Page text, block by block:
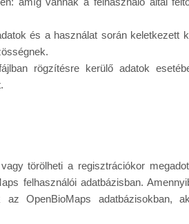
és a használat során keletkezett
rögzítésre kerülő adatok
törölheti a regisztrációkor
felhasználói adatbázisban.
OpenBioMaps adatbázisokban,